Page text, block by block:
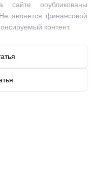
сайте опубликованы
является финансовой
контент.